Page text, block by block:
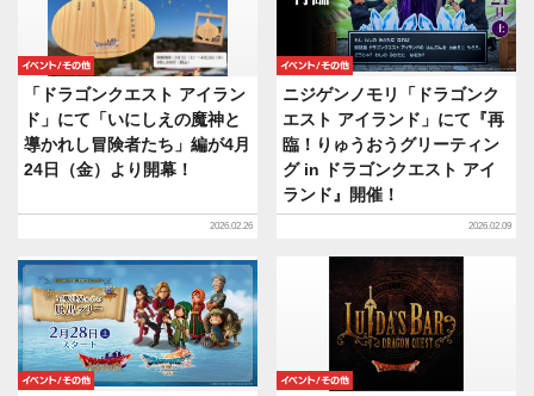
イベント/その他
「ドラゴンクエスト アイラン
ド」にて「いにしえの魔神と
導かれし冒険者たち」編が4月
24日（金）より開幕！
2026.02.26
イベント/その他
ニジゲンノモリ「ドラゴンク
エスト アイランド」にて『再
臨！りゅうおうグリーティン
グ in ドラゴンクエスト アイ
ランド』開催！
2026.02.09
イベント/その他